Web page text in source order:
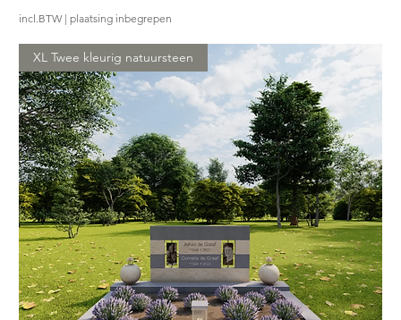
incl.BTW | plaatsing inbegrepen
XL Twee kleurig natuursteen